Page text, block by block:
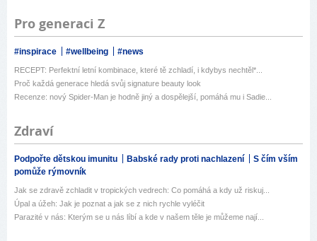
Pro generaci Z
#inspirace #wellbeing #news
RECEPT: Perfektní letní kombinace, které tě zchladí, i kdybys nechtěl*...
Proč každá generace hledá svůj signature beauty look
Recenze: nový Spider-Man je hodně jiný a dospělejší, pomáhá mu i Sadie...
Zdraví
Podpořte dětskou imunitu Babské rady proti nachlazení
S čím vším
pomůže rýmovník
Jak se zdravě zchladit v tropických vedrech: Co pomáhá a kdy už riskuj...
Úpal a úžeh: Jak je poznat a jak se z nich rychle vyléčit
Parazité v nás: Kterým se u nás líbí a kde v našem těle je můžeme nají...